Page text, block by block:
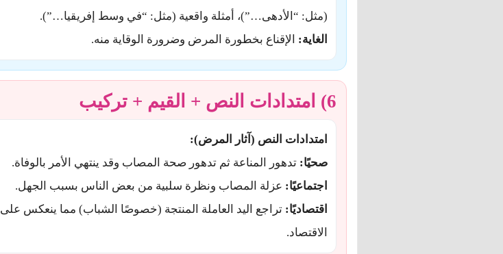
(مثل: “الأدهى…”)، أمثلة واقعية (مثل: “في وسط إفريقيا…”).
الغاية: الإقناع بخطورة المرض وضرورة الوقاية منه.
6) امتدادات النص + القيم + تركيب
امتدادات النص (آثار المرض):
صحيًا: تدهور المناعة ثم تدهور صحة المصاب وقد ينتهي الأمر بالوفاة.
اجتماعيًا: عزلة المصاب ونظرة سلبية من بعض الناس بسبب الجهل.
اقتصاديًا: تراجع اليد العاملة المنتجة (خصوصًا الشباب) مما ينعكس على
الاقتصاد.